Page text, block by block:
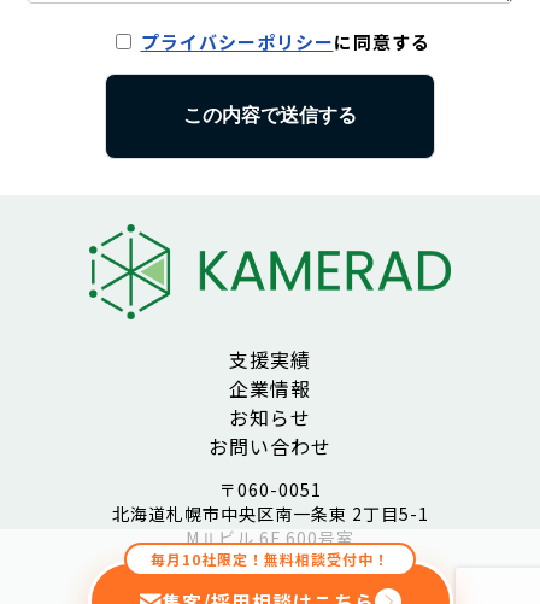
毎月10社限定！無料相談受付中！
プライバシーポリシーに同意する
〒060-0051
北海道札幌市中央区南一条東 2丁目5-1
MⅡビル 6F 600号室
支援実績
企業情報
お知らせ
お問い合わせ
© 2024 KAMERAD